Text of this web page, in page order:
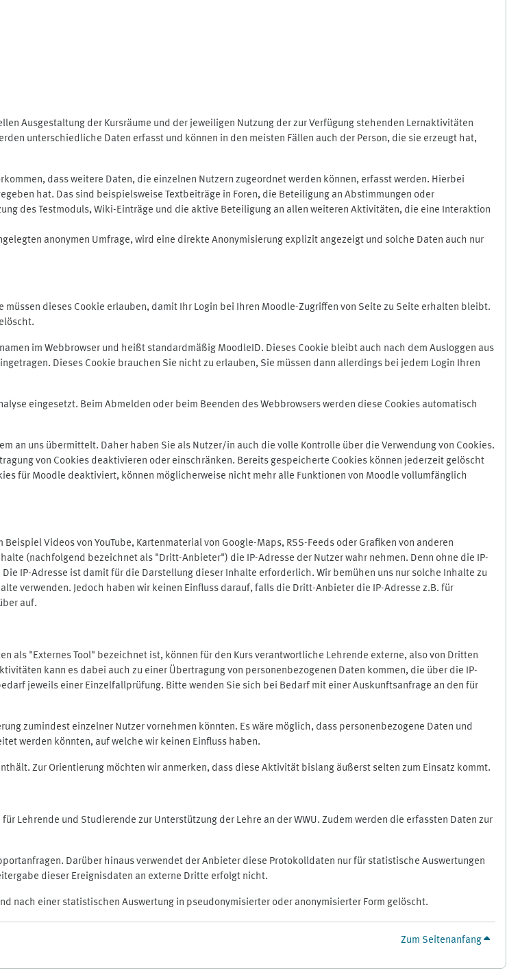
Ausgestaltung der Kursräume und der jeweiligen Nutzung der zur Verfügung stehenden Lernaktivitäten
unterschiedliche Daten erfasst und können in den meisten Fällen auch der Person, die sie erzeugt hat,
dass weitere Daten, die einzelnen Nutzern zugeordnet werden können, erfasst werden. Hierbei
hat. Das sind beispielsweise Textbeiträge in Foren, die Beteiligung an Abstimmungen oder
des Testmoduls, Wiki-Einträge und die aktive Beteiligung an allen weiteren Aktivitäten, die eine Interaktion
anonymen Umfrage, wird eine direkte Anonymisierung explizit angezeigt und solche Daten auch nur
dieses Cookie erlauben, damit Ihr Login bei Ihren Moodle-Zugriffen von Seite zu Seite erhalten bleibt.
im Webbrowser und heißt standardmäßig MoodleID. Dieses Cookie bleibt auch nach dem Ausloggen aus
Dieses Cookie brauchen Sie nicht zu erlauben, Sie müssen dann allerdings bei jedem Login Ihren
eingesetzt. Beim Abmelden oder beim Beenden des Webbrowsers werden diese Cookies automatisch
an uns übermittelt. Daher haben Sie als Nutzer/in auch die volle Kontrolle über die Verwendung von Cookies.
von Cookies deaktivieren oder einschränken. Bereits gespeicherte Cookies können jederzeit gelöscht
für Moodle deaktiviert, können möglicherweise nicht mehr alle Funktionen von Moodle vollumfänglich
Videos von YouTube, Kartenmaterial von Google-Maps, RSS-Feeds oder Grafiken von anderen
(nachfolgend bezeichnet als "Dritt-Anbieter") die IP-Adresse der Nutzer wahr nehmen. Denn ohne die IP-
IP-Adresse ist damit für die Darstellung dieser Inhalte erforderlich. Wir bemühen uns nur solche Inhalte zu
verwenden. Jedoch haben wir keinen Einfluss darauf, falls die Dritt-Anbieter die IP-Adresse z.B. für
auf.
"Externes Tool" bezeichnet ist, können für den Kurs verantwortliche Lehrende externe, also von Dritten
kann es dabei auch zu einer Übertragung von personenbezogenen Daten kommen, die über die IP-
jeweils einer Einzelfallprüfung. Bitte wenden Sie sich bei Bedarf mit einer Auskunftsanfrage an den für
zumindest einzelner Nutzer vornehmen könnten. Es wäre möglich, dass personenbezogene Daten und
werden könnten, auf welche wir keinen Einfluss haben.
Zur Orientierung möchten wir anmerken, dass diese Aktivität bislang äußerst selten zum Einsatz kommt.
Lehrende und Studierende zur Unterstützung der Lehre an der WWU. Zudem werden die erfassten Daten zur
Darüber hinaus verwendet der Anbieter diese Protokolldaten nur für statistische Auswertungen
dieser Ereignisdaten an externe Dritte erfolgt nicht.
nach einer statistischen Auswertung in pseudonymisierter oder anonymisierter Form gelöscht.
Zum Seitenanfang